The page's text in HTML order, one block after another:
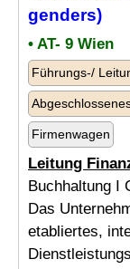
genders)
• AT- 9 Wien
Führungs-/
Firmenwagen
Leitung
Buchhaltung I
Das
etabliertes,